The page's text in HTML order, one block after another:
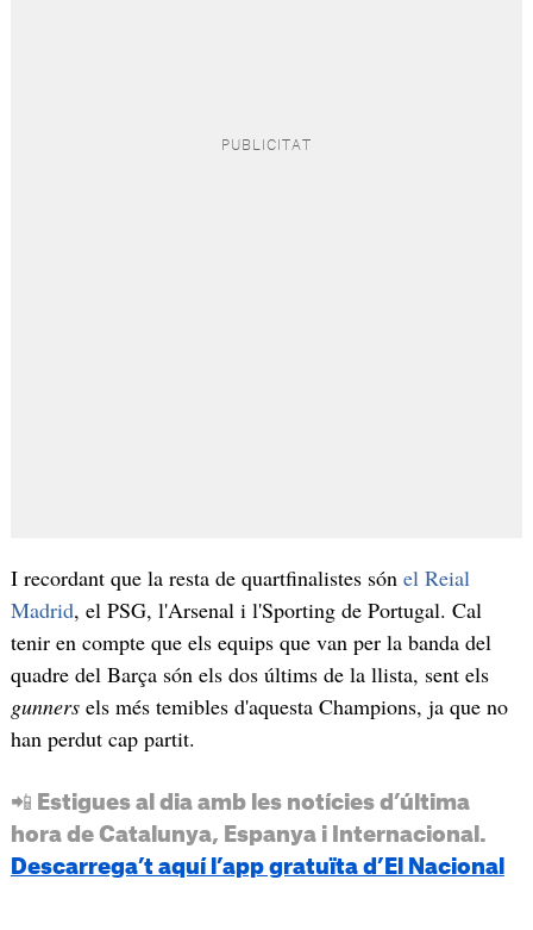
I recordant que la resta de quartfinalistes són el Reial
Madrid, el PSG, l'Arsenal i l'Sporting de Portugal. Cal
tenir en compte que els equips que van per la banda del
quadre del Barça són els dos últims de la llista, sent els
gunnersels més temibles d'aquesta Champions, ja que no
han perdut cap partit.
📲 Estigues al dia amb les notícies d’última
hora de Catalunya, Espanya i Internacional.
Descarrega’t aquí l’app gratuïta d’El Nacional